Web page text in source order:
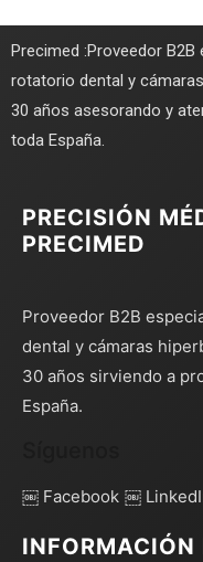
Precimed :Proveedor
rotatorio dental y
30 años asesorando y
toda España.
PRECISIÓN
PRECIMED
Proveedor B2B
dental y cámaras
30 años sirviendo a
España.
￼ Facebook ￼
INFORMACIÓN